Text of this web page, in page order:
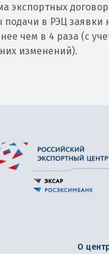
экспортных
в РЭЦ
чем в 4 раза (с
изменений).
О